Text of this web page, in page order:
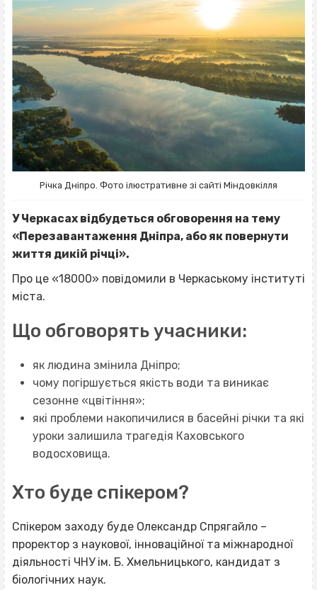
Річка Дніпро. Фото ілюстративне зі сайті Міндовкілля
У Черкасах відбудеться обговорення на тему
«Перезавантаження Дніпра, або як повернути
життя дикій річці».
Про це «18000» повідомили в Черкаському інституті
міста.
Що обговорять учасники:
як людина змінила Дніпро;
чому погіршується якість води та виникає
сезонне «цвітіння»;
які проблеми накопичилися в басейні річки та які
уроки залишила трагедія Каховського
водосховища.
Хто буде спікером?
Спікером заходу буде Олександр Спрягайло –
проректор з наукової, інноваційної та міжнародної
діяльності ЧНУ ім. Б. Хмельницького, кандидат з
біологічних наук.